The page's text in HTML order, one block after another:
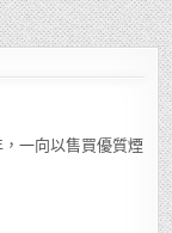
一向以售買優質煙